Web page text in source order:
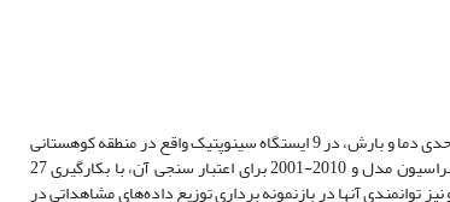
دو روش تک ایستگاهی و چند ایستگاهی مدل ریزگردانی آماری اس‌دی‌اس‌ام-دی سی به منظور ریزگردانی مقادیر حدی دما و بارش، در 9 ایستگاه سینوپتیک واقع در منطقه کوهستانی
غرب میانی ایران طی سالهای آماری 2010-1981 مورد ارزیابی قرار گرفتند. دوره آماری 2000-1981 بمنظور کالیبراسیون مدل و 2010-2001 برای اعتبار سنجی آن، با بکارگیری 27
آنها در بازنمونه برداری توزیع داده‌های مشاهداتی در